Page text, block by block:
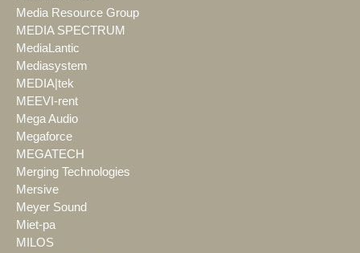
Media Resource Group
MEDIA SPECTRUM
MediaLantic
Mediasystem
MEDIA|tek
MEEVI-rent
Mega Audio
Megaforce
MEGATECH
Merging Technologies
Mersive
Meyer Sound
Miet-pa
MILOS